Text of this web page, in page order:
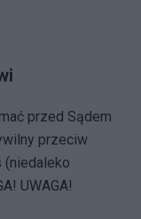
przed Sądem
przeciw
(niedaleko
UWAGA!